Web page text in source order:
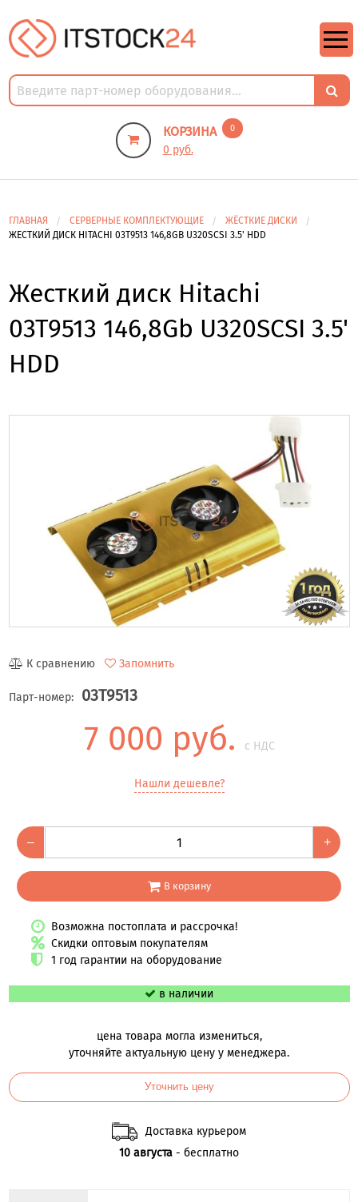
КОРЗИНА 0
0 руб.
ГЛАВНАЯ СЕРВЕРНЫЕ КОМПЛЕКТУЮЩИЕ
ЖЁСТКИЕ ДИСКИ
ЖЕСТКИЙ ДИСК HITACHI 03T9513 146,8GB U320SCSI 3.5' HDD
Жесткий диск Hitachi
03T9513 146,8Gb U320SCSI 3.5'
HDD
К сравнению Запомнить
Парт-номер: 03T9513
7 000 руб. с НДС
Нашли дешевле?
– +
В корзину
Возможна постоплата и рассрочка!
Скидки оптовым покупателям
1 год гарантии на оборудование
в наличии
цена товара могла измениться,
уточняйте актуальную цену у менеджера.
Уточнить цену
Доставка курьером
10 августа - бесплатно